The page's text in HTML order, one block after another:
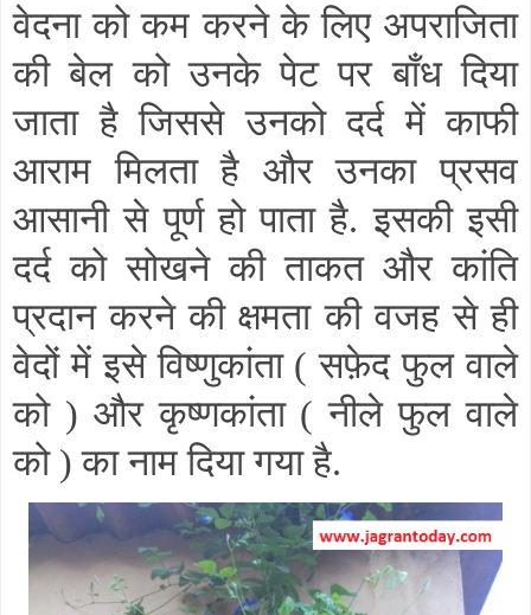
वेदना को कम करने के लिए अपराजिता
की बेल को उनके पेट पर बाँध दिया
जाता है जिससे उनको दर्द में काफी
आराम मिलता है और उनका प्रसव
आसानी से पूर्ण हो पाता है. इसकी इसी
दर्द को सोखने की ताकत और कांति
प्रदान करने की क्षमता की वजह से ही
वेदों में इसे विष्णुकांता ( सफ़ेद फुल वाले
को ) और कृष्णकांता ( नीले फुल वाले
को ) का नाम दिया गया है.